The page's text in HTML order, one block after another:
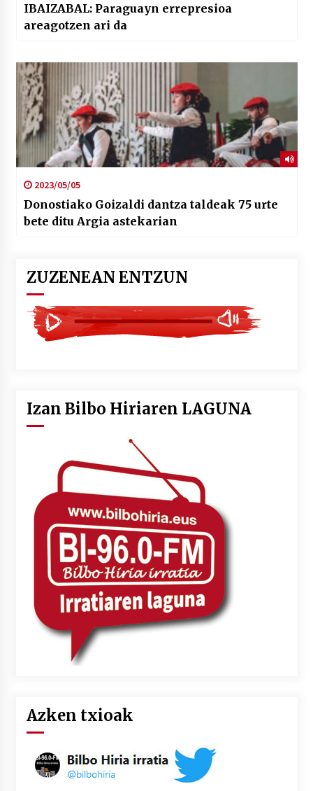
IBAIZABAL: Paraguayn errepresioa
areagotzen ari da
2023/05/05
Donostiako Goizaldi dantza taldeak 75 urte
bete ditu Argia astekarian
ZUZENEAN ENTZUN
Izan Bilbo Hiriaren LAGUNA
Azken txioak